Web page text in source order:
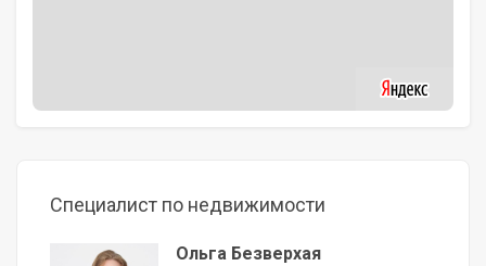
Специалист по недвижимости
Ольга Безверхая